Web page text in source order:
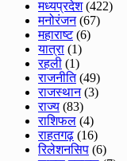
मध्यप्रदेश(422)
मनोरंजन(67)
महाराष्ट(6)
यात्रा (1)
रहली (1)
राजनीति(49)
राजस्थान(3)
राज्य (83)
राशिफल (4)
राहतगढ़ (16)
रिलेशनसिप (6)